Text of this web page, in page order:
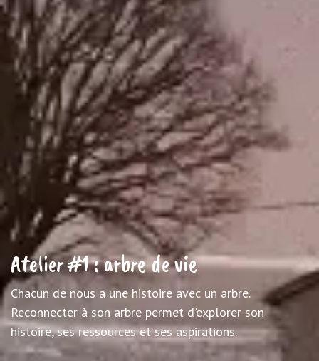
Atelier #1 : arbre de vie
Chacun de nous a une histoire avec un arbre.
Reconnecter à son arbre permet d'explorer son
histoire, ses ressources et ses aspirations.